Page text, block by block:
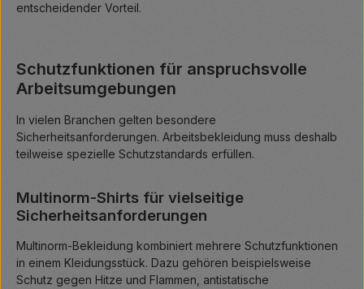
entscheidender Vorteil.
Schutzfunktionen für anspruchsvolle
Arbeitsumgebungen
In vielen Branchen gelten besondere
Sicherheitsanforderungen. Arbeitsbekleidung muss deshalb
teilweise spezielle Schutzstandards erfüllen.
Multinorm-Shirts für vielseitige
Sicherheitsanforderungen
Multinorm-Bekleidung kombiniert mehrere Schutzfunktionen
in einem Kleidungsstück. Dazu gehören beispielsweise
Schutz gegen Hitze und Flammen, antistatische